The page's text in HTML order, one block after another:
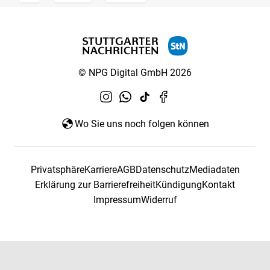
© NPG Digital GmbH 2026
Wo Sie uns noch folgen können
PrivatsphäreKarriereAGBDatenschutzMediadaten
Erklärung zur BarrierefreiheitKündigungKontakt
ImpressumWiderruf